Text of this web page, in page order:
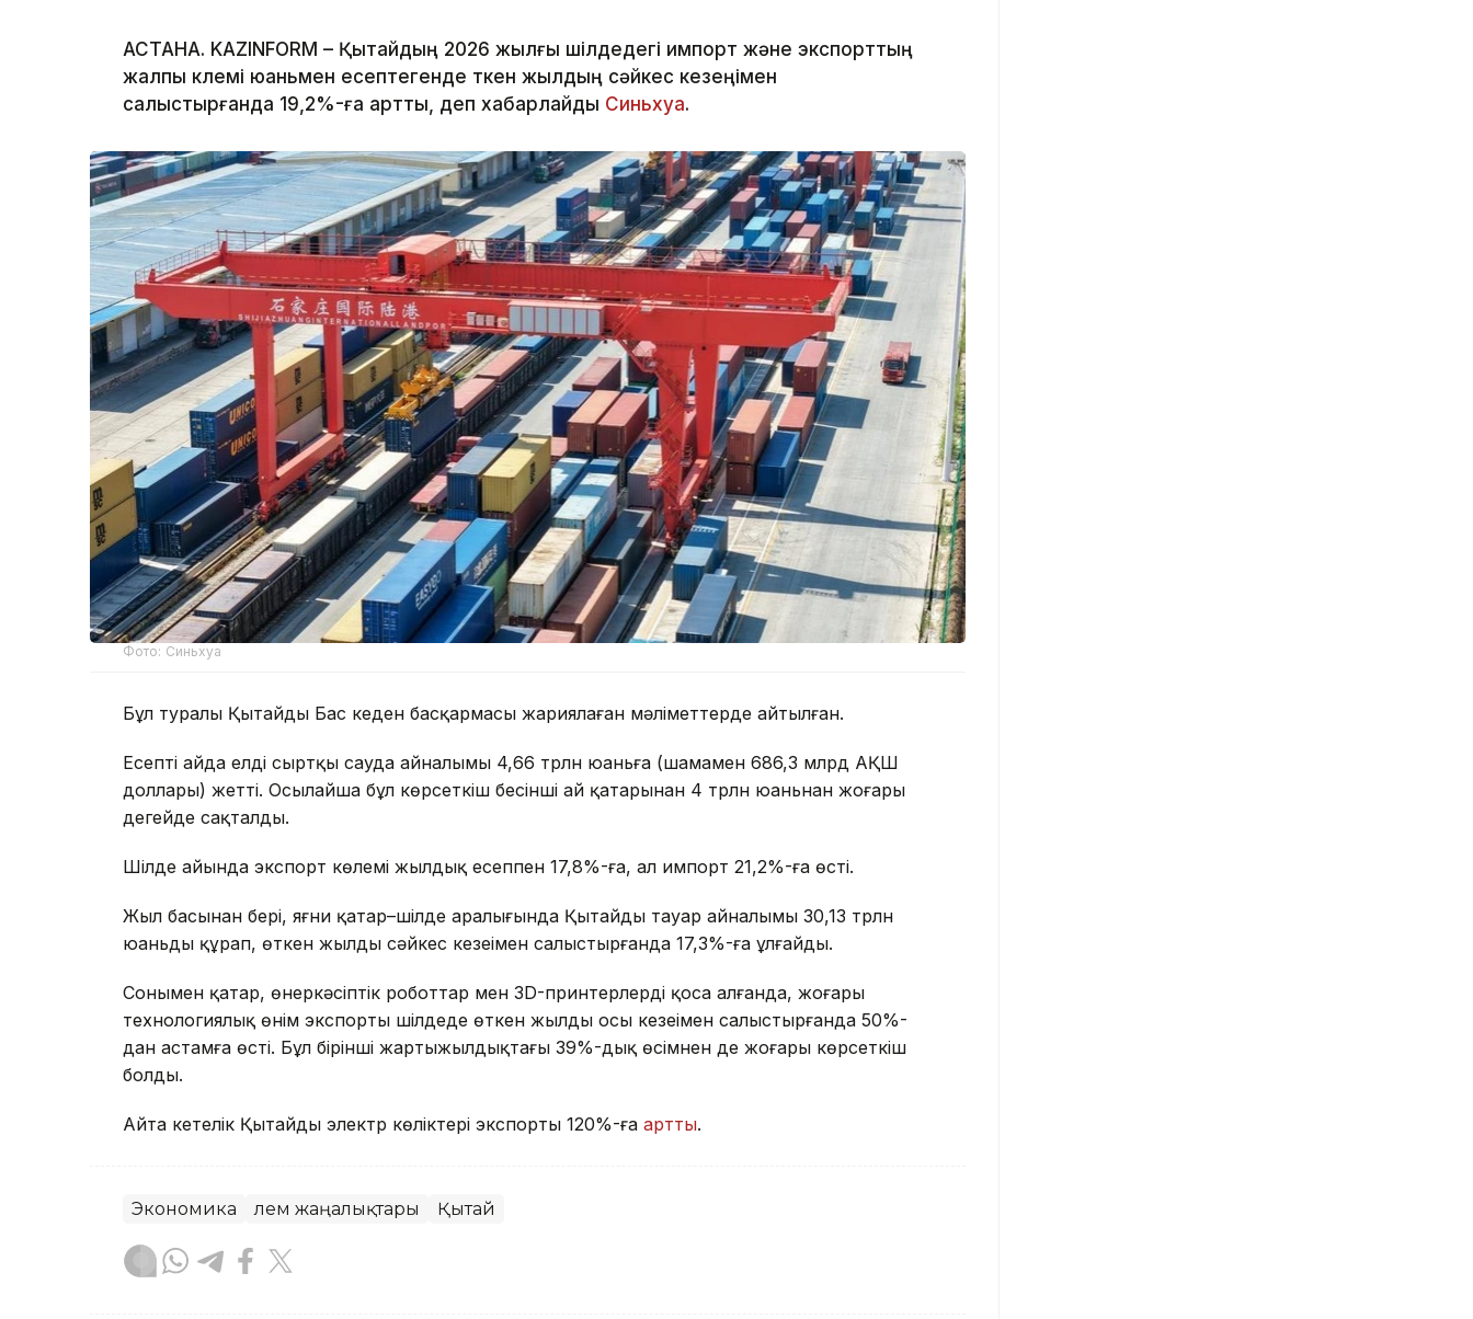
АСТАНА. KAZINFORM – Қытайдың 2026 жылғы шілдедегі импорт және экспорттың
жалпы көлемі юаньмен есептегенде өткен жылдың сәйкес кезеңімен
салыстырғанда 19,2%-ға артты, деп хабарлайды Синьхуа.
Фото: Синьхуа
Бұл туралы Қытайдың Бас кеден басқармасы жариялаған мәліметтерде айтылған.
Есепті айда елдің сыртқы сауда айналымы 4,66 трлн юаньға (шамамен 686,3 млрд АҚШ
доллары) жетті. Осылайша бұл көрсеткіш бесінші ай қатарынан 4 трлн юаньнан жоғары
деңгейде сақталды.
Шілде айында экспорт көлемі жылдық есеппен 17,8%-ға, ал импорт 21,2%-ға өсті.
Жыл басынан бері, яғни қаңтар–шілде аралығында Қытайдың тауар айналымы 30,13 трлн
юаньды құрап, өткен жылдың сәйкес кезеңімен салыстырғанда 17,3%-ға ұлғайды.
Сонымен қатар, өнеркәсіптік роботтар мен 3D-принтерлерді қоса алғанда, жоғары
технологиялық өнім экспорты шілдеде өткен жылдың осы кезеңімен салыстырғанда 50%-
дан астамға өсті. Бұл бірінші жартыжылдықтағы 39%-дық өсімнен де жоғары көрсеткіш
болды.
Айта кетелік Қытайдың электр көліктері экспорты 120%-ға артты.
Экономика Әлем жаңалықтары Қытай